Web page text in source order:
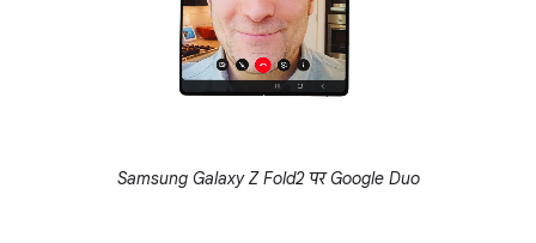
Samsung Galaxy Z Fold2 पर Google Duo